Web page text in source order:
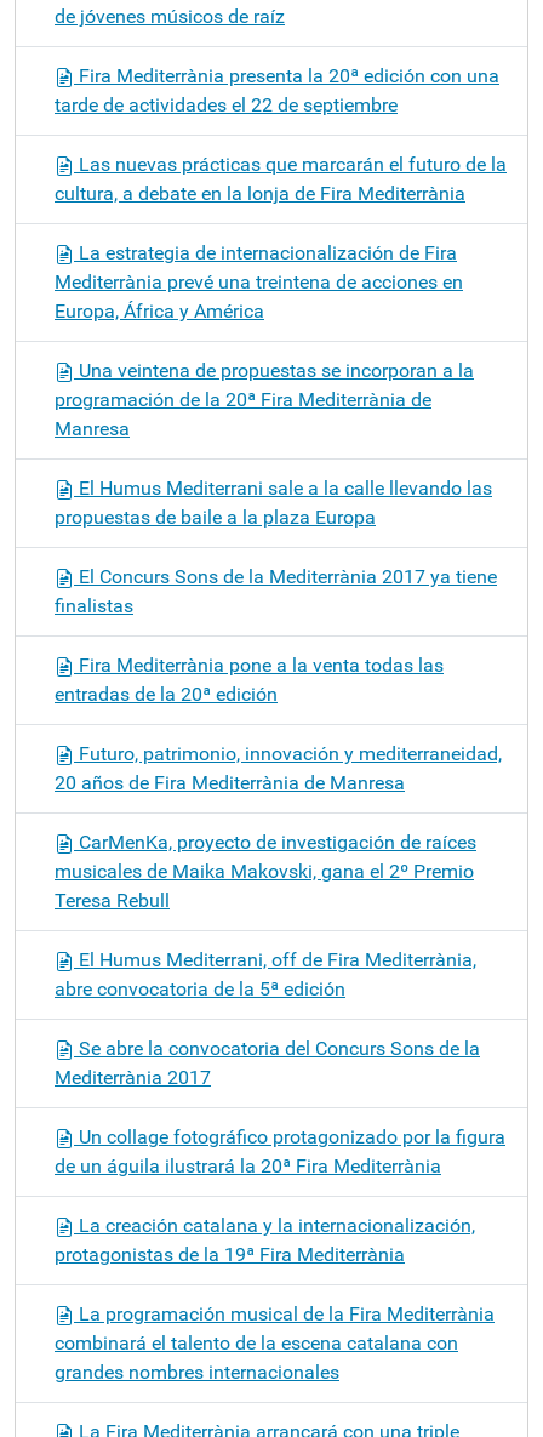
de jóvenes músicos de raíz
Fira Mediterrània presenta la 20ª edición con una
tarde de actividades el 22 de septiembre
Las nuevas prácticas que marcarán el futuro de la
cultura, a debate en la lonja de Fira Mediterrània
La estrategia de internacionalización de Fira
Mediterrània prevé una treintena de acciones en
Europa, África y América
Una veintena de propuestas se incorporan a la
programación de la 20ª Fira Mediterrània de
Manresa
El Humus Mediterrani sale a la calle llevando las
propuestas de baile a la plaza Europa
El Concurs Sons de la Mediterrània 2017 ya tiene
finalistas
Fira Mediterrània pone a la venta todas las
entradas de la 20ª edición
Futuro, patrimonio, innovación y mediterraneidad,
20 años de Fira Mediterrània de Manresa
CarMenKa, proyecto de investigación de raíces
musicales de Maika Makovski, gana el 2º Premio
Teresa Rebull
El Humus Mediterrani, off de Fira Mediterrània,
abre convocatoria de la 5ª edición
Se abre la convocatoria del Concurs Sons de la
Mediterrània 2017
Un collage fotográfico protagonizado por la figura
de un águila ilustrará la 20ª Fira Mediterrània
La creación catalana y la internacionalización,
protagonistas de la 19ª Fira Mediterrània
La programación musical de la Fira Mediterrània
combinará el talento de la escena catalana con
grandes nombres internacionales
La Fira Mediterrània arrancará con una triple